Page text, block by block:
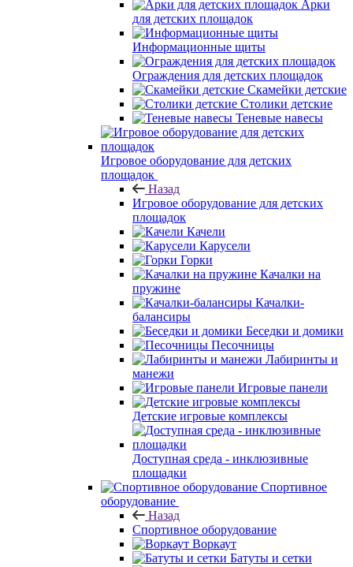
Арки
для детских площадок
Информационные щиты
Ограждения для детских площадок
Скамейки детские
Столики детские
Теневые навесы
Игровое оборудование для детских
площадок
Назад
Игровое оборудование для детских
площадок
Качели
Карусели
Горки
Качалки на
пружине
Качалки-
балансиры
Беседки и домики
Песочницы
Лабиринты и
манежи
Игровые панели
Детские игровые комплексы
Доступная среда - инклюзивные
площадки
Спортивное
оборудование
Назад
Спортивное оборудование
Воркаут
Батуты и сетки